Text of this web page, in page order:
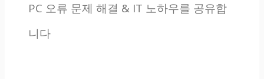
PC 오류 문제 해결 & IT 노하우를 공유합
니다